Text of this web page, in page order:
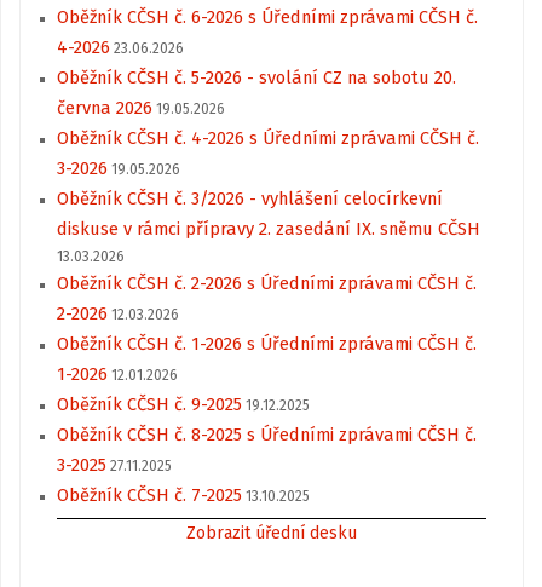
Oběžník CČSH č. 6-2026 s Úředními zprávami CČSH č.
4-2026 23.06.2026
Oběžník CČSH č. 5-2026 - svolání CZ na sobotu 20.
června 2026 19.05.2026
Oběžník CČSH č. 4-2026 s Úředními zprávami CČSH č.
3-2026 19.05.2026
Oběžník CČSH č. 3/2026 - vyhlášení celocírkevní
diskuse v rámci přípravy 2. zasedání IX. sněmu CČSH
13.03.2026
Oběžník CČSH č. 2-2026 s Úředními zprávami CČSH č.
2-2026 12.03.2026
Oběžník CČSH č. 1-2026 s Úředními zprávami CČSH č.
1-2026 12.01.2026
Oběžník CČSH č. 9-2025 19.12.2025
Oběžník CČSH č. 8-2025 s Úředními zprávami CČSH č.
3-2025 27.11.2025
Oběžník CČSH č. 7-2025 13.10.2025
Zobrazit úřední desku